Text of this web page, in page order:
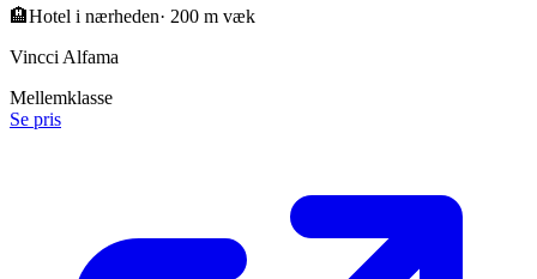
🏨Hotel i nærheden· 200 m væk
Vincci Alfama
Mellemklasse
Se pris